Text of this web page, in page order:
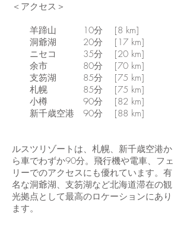
＜アクセス＞
羊蹄山 10分 [8 km]
洞爺湖 20分 [17 km]
ニセコ 35分 [20 km]
余市 80分 [70 km]
支笏湖 85分 [75 km]
札幌 85分 [75 km]
小樽 90分 [82 km]
新千歳空港 90分 [88 km]
​ルスツリゾートは、札幌、新千歳空港か
ら車でわずか90分。飛行機や電車、フェ
リーでのアクセスにも優れています。有
名な洞爺湖、支笏湖など北海道滞在の観
光拠点として最高のロケーションにあり
ます。